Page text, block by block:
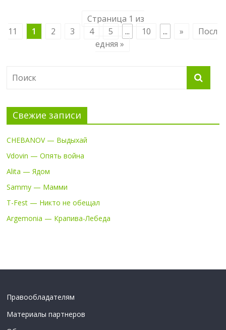
Страница 1 из
11
1 2 3 4 5 ... 10 ... »
Посл
едняя »
Свежие записи
CHEBANOV — Выдыхай
Vdovin — Опять война
Alita — Ядом
Sammy — Мамми
T-Fest — Никто не обещал
Argemonia — Крапива-Лебеда
Правообладателям
Материалы партнеров